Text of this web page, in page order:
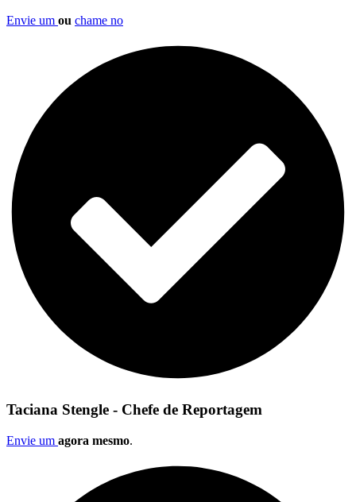
Envie um ou chame no
Taciana Stengle - Chefe de Reportagem
Envie um agora mesmo.